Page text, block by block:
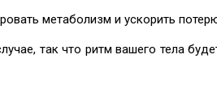
метаболизм и ускорить
так что ритм вашего тела